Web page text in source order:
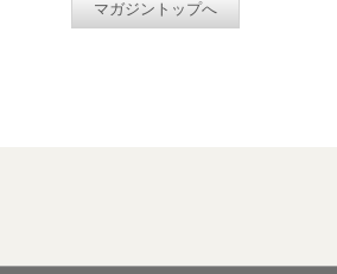
マガジントップへ